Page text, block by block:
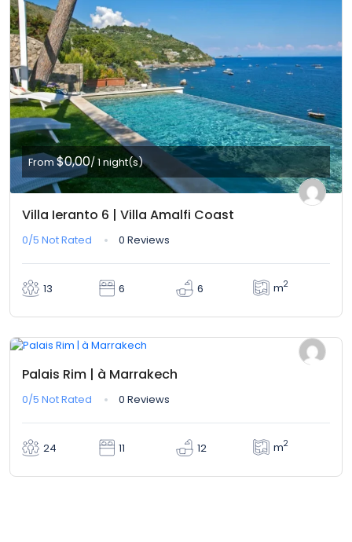
From$0,00/ 1 night(s)
Villa Ieranto 6 | Villa Amalfi Coast
0/5 Not Rated 0 Reviews
13 6 6 m2
From$0,00/ 1 night(s)
Palais Rim | à Marrakech
0/5 Not Rated 0 Reviews
24 11 12 m2